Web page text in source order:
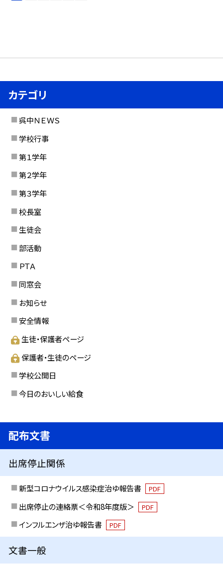
カテゴリ
呉中ＮＥＷＳ
学校行事
第１学年
第２学年
第３学年
校長室
生徒会
部活動
ＰＴＡ
同窓会
お知らせ
安全情報
生徒・保護者ページ
保護者・生徒のページ
学校公開日
今日のおいしい給食
配布文書
出席停止関係
新型コロナウイルス感染症治ゆ報告書 PDF
出席停止の連絡票＜令和8年度版＞ PDF
インフルエンザ治ゆ報告書 PDF
文書一般